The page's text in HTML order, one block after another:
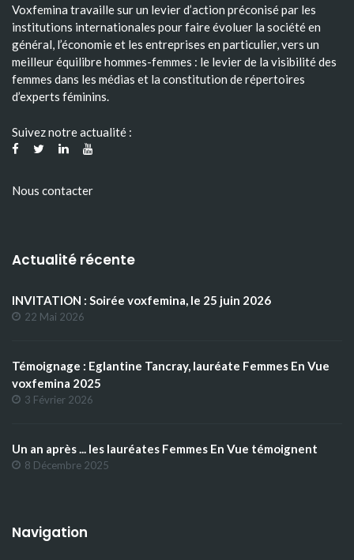
Voxfemina travaille sur un levier d’action préconisé par les
institutions internationales pour faire évoluer la société en
général, l’économie et les entreprises en particulier, vers un
meilleur équilibre hommes-femmes : le levier de la visibilité des
femmes dans les médias et la constitution de répertoires
d’experts féminins.
Suivez notre actualité :
Nous contacter
Actualité récente
INVITATION : Soirée voxfemina, le 25 juin 2026
22 Mai 2026
Témoignage : Eglantine Tancray, lauréate Femmes En Vue
voxfemina 2025
3 Février 2026
Un an après ... les lauréates Femmes En Vue témoignent
8 Décembre 2025
Navigation